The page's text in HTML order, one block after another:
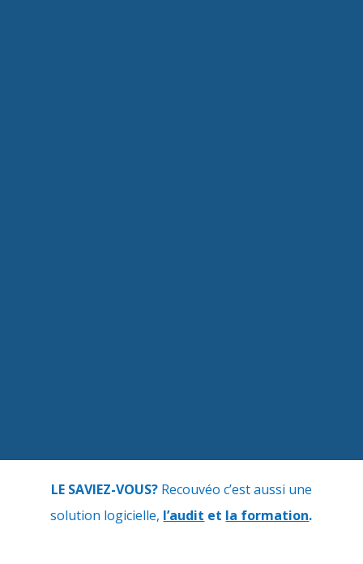
LE SAVIEZ-VOUS? Recouvéo c’est aussi une
solution logicielle, l’audit et la formation.